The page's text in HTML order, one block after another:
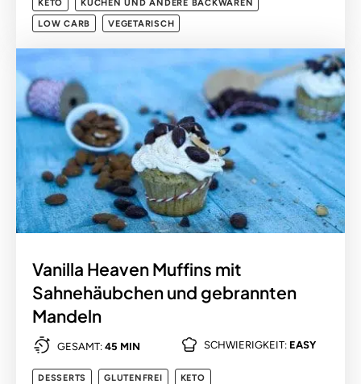
KETO
KUCHEN UND ANDERE BACKWAREN
LOW CARB
VEGETARISCH
Vanilla Heaven Muffins mit
Sahnehäubchen und gebrannten
Mandeln
GESAMT: 45 MIN SCHWIERIGKEIT: EASY
DESSERTS GLUTENFREI
KETO